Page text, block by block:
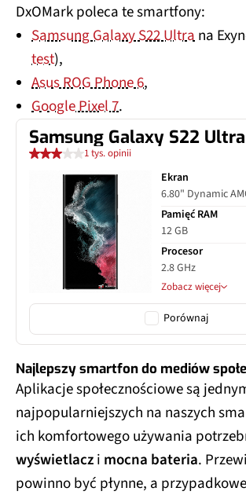
DxOMark poleca te smartfony:
Samsung Galaxy S22 Ultrana
test),
Asus ROG Phone 6,
Google Pixel 7.
Samsung Galaxy S22 Ultra
1 tys. opinii
Ekran
6.80" Dynamic
Pamięć RAM
12 GB
Procesor
2.8 GHz
Zobacz więcej
Porównaj
Najlepszy smartfon do mediów
Aplikacje społecznościowe są
najpopularniejszych na naszych
ich komfortowego używania
wyświetlaczi mocna bateria.
powinno być płynne, a